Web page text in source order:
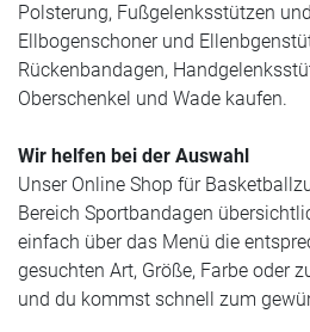
Polsterung, Fußgelenksstützen
Ellbogenschoner und
Rückenbandagen,
Oberschenkel und Wade kaufen.
Wir helfen bei der Auswahl
Unser Online Shop für
Bereich Sportbandagen
einfach über das Menü die
gesuchten Art, Größe, Farbe oder
und du kommst schnell zum